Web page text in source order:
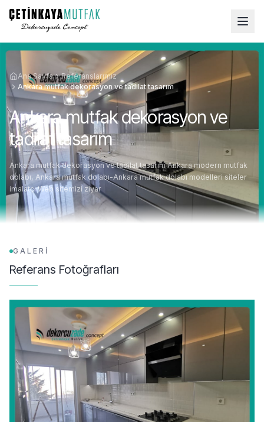
Ana Sayfa
Referanslarımız
Ankara mutfak dekorasyon ve tadilat tasarım
Ankara mutfak dekorasyon ve
tadilat tasarım
Ankara mutfak dekorasyon ve tadilat tasarım Ankara modern mutfak
dolabı, Ankara mutfak dolabı-Ankara mutfak dolabı modelleri siteler
imalatçı Web sitemizi ziyar
GALERİ
Referans Fotoğrafları